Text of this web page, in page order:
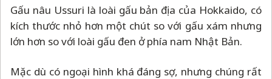
Gấu nâu Ussuri là loài gấu bản địa của Hokkaido, có
kích thước nhỏ hơn một chút so với gấu xám nhưng
lớn hơn so với loài gấu đen ở phía nam Nhật Bản.
Mặc dù có ngoại hình khá đáng sợ, nhưng chúng rất